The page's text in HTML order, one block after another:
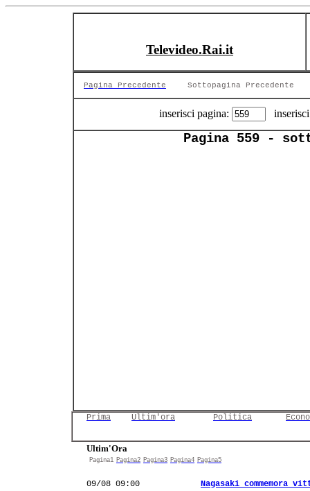
Televideo.Rai.it
Pagina Precedente Sottopagina Precedente
inserisci pagina:
Pagina 559 -
Prima Ultim'ora Politica
Ultim'Ora
Pagina1 Pagina2 Pagina3 Pagina4 Pagina5
09/08 09:00
Nagasaki commemora